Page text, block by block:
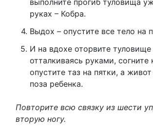
руках – Кобра.
Выдох – опустите все тело на
И на вдохе оторвите туловище
отталкиваясь руками, согните
опустите таз на пятки, а
поза ребенка.
Повторите всю связку из шести
вторую ногу.